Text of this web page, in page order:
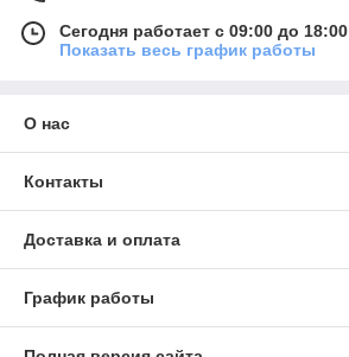
Сегодня работает с 09:00 до 18:00
Показать весь график работы
О нас
Контакты
Доставка и оплата
График работы